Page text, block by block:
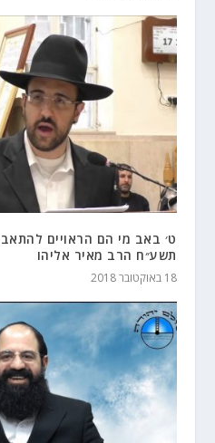
ט׳ באב מי הם הראויים
תשע״ח הרב מאיר אליהו
18 באוקטובר 2018